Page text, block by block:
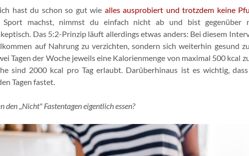
hast du schon so gut wie alles ausprobiert und trotzdem keine
machst, nimmst du einfach nicht ab und bist gegenüber
Das 5:2-Prinzip läuft allerdings etwas anders: Bei diesem
auf Nahrung zu verzichten, sondern sich weiterhin gesund
Tagen der Woche jeweils eine Kalorienmenge von maximal 500 kcal
sind 2000 kcal pro Tag erlaubt. Darüberhinaus ist es wichtig,
Tagen fastet.
den ,,Nicht" Fastentagen eigentlich essen?